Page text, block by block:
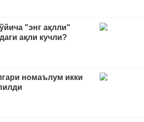
"энг ақлли"
ақли кучли?
номаълум икки